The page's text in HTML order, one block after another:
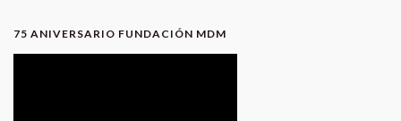
75 ANIVERSARIO FUNDACIÓN MDM